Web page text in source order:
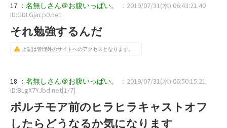
17 ： 名無しさん＠お腹いっぱい。
：2019/07/31(水) 06:43:21.40
ID:GDLGjacp0.net
それ勉強するんだ
上記は管理外のサイトへのアクセスとなります。
18 ： 名無しさん＠お腹いっぱい。
：2019/07/31(水) 06:50:15.21
ID:BLgX7YJbd.net[1/7]
ボルチモア前のヒラヒラキャストオフ
したらどうなるか気になります